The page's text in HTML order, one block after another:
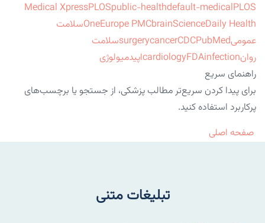
Medical XpressPLOSpublic-healthdefault-medicalPLOS
OneEurope PMCbrainScienceDaily Health
سلامت
عمومی
surgerycancerCDCPubMed
سلامت
روان
cardiologyFDAinfection
اپیدمیولوژی
راهنمای سریع
برای پیدا کردن سریع‌تر مطالب پزشکی، از جستجو یا برچسب‌های
پرکاربرد استفاده کنید.
صفحه اصلی
تبلیغات متنی